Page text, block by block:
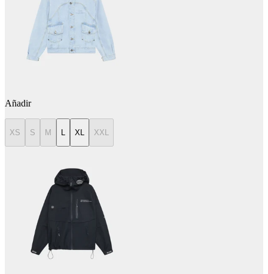
Añadir
XS S M XL XXL